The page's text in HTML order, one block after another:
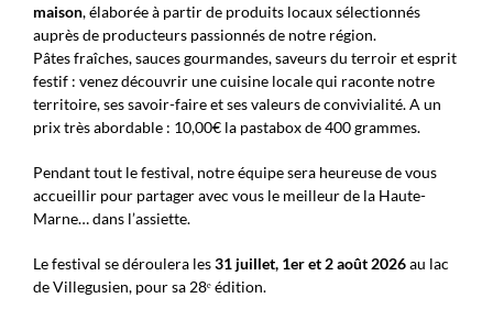
maison, élaborée à partir de produits locaux sélectionnés
auprès de producteurs passionnés de notre région.
Pâtes fraîches, sauces gourmandes, saveurs du terroir et esprit
festif : venez découvrir une cuisine locale qui raconte notre
territoire, ses savoir-faire et ses valeurs de convivialité. A un
prix très abordable : 10,00€ la pastabox de 400 grammes.
Pendant tout le festival, notre équipe sera heureuse de vous
accueillir pour partager avec vous le meilleur de la Haute-
Marne… dans l’assiette.
Le festival se déroulera les31 juillet, 1er et 2 août 2026au lac
de Villegusien, pour sa 28ᵉ édition.